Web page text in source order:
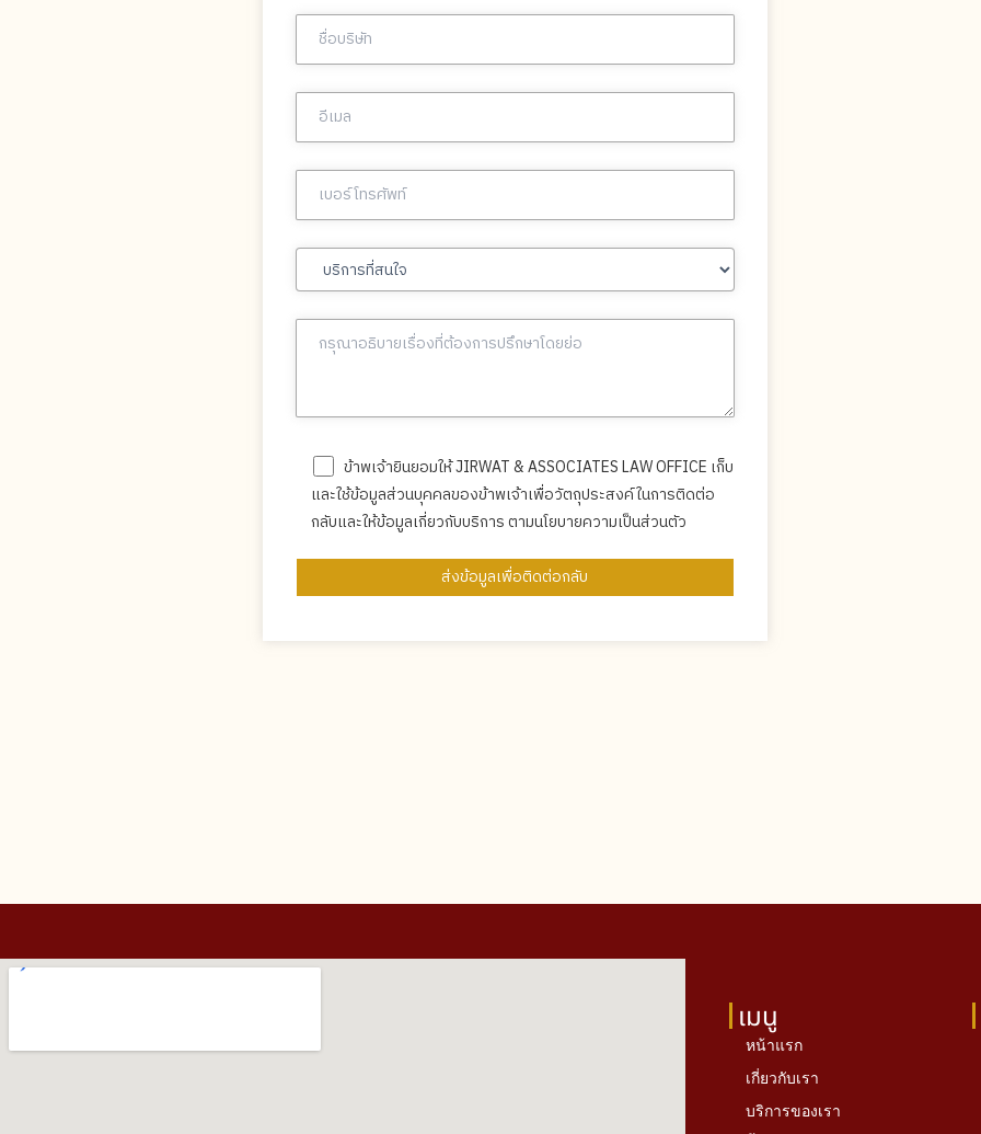
ข้าพเจ้ายินยอมให้ JIRWAT & ASSOCIATES LAW OFFICE เก็บ
และใช้ข้อมูลส่วนบุคคลของข้าพเจ้าเพื่อวัตถุประสงค์ในการติดต่อ
กลับและให้ข้อมูลเกี่ยวกับบริการ ตามนโยบายความเป็นส่วนตัว
เมนู
หน้าแรก
เกี่ยวกับเรา
บริการของเรา